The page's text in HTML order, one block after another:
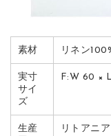
素材 リネン
実寸
サイ
ズ
F:W 60 ×
生産
リトアニア